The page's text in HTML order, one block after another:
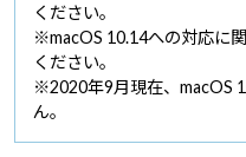
ください。
※macOS 10.14への対応に
ください。
※2020年9月現在、macOS
ん。